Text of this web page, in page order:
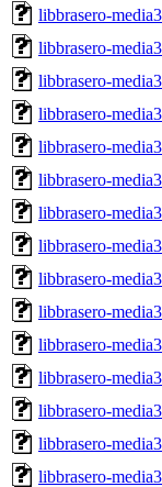
libbrasero-
libbrasero-
libbrasero-
libbrasero-
libbrasero-
libbrasero-
libbrasero-
libbrasero-
libbrasero-
libbrasero-
libbrasero-
libbrasero-
libbrasero-
libbrasero-
libbrasero-